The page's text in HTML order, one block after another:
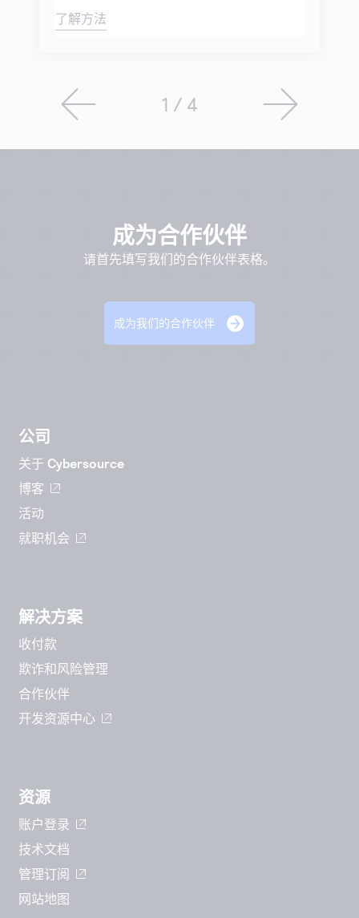
了解方法
1 / 4
成为合作伙伴
请首先填写我们的合作伙伴表格。
成为我们的合作伙伴
公司
关于 Cybersource
博客
活动
就职机会
解决方案
收付款
欺诈和风险管理
合作伙伴
开发资源中心
资源
账户登录
技术文档
管理订阅
网站地图